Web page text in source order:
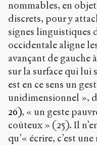
nommables, en
discrets, pour y
signes linguistiques
occidentale aligne
avançant de gauche
sur la surface qui lui
est en ce sens un
unidimensionnel »,
26), « un geste
coûteux » (25). Il
qu’« écrire, c’est